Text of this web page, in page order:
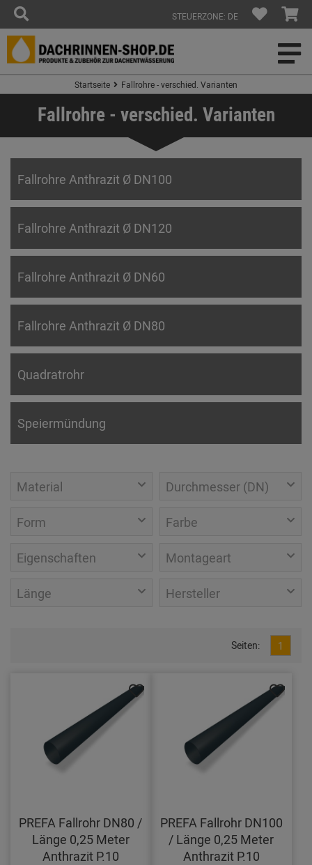
STEUERZONE: DE
Startseite Fallrohre - verschied. Varianten
Fallrohre - verschied. Varianten
Fallrohre Anthrazit Ø DN100
Fallrohre Anthrazit Ø DN120
Fallrohre Anthrazit Ø DN60
Fallrohre Anthrazit Ø DN80
Quadratrohr
Speiermündung
Material Durchmesser (DN)
Form Farbe
Eigenschaften Montageart
Länge Hersteller
Seiten: 1
PREFA Fallrohr DN80 /
Länge 0,25 Meter
Anthrazit P.10
PREFA Fallrohr DN100
/ Länge 0,25 Meter
Anthrazit P.10